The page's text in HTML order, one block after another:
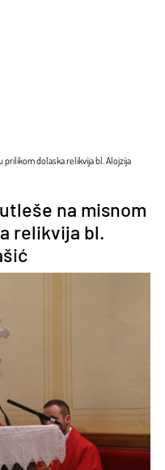
dolaska relikvija bl. Alojzija
na misnom
relikvija bl.